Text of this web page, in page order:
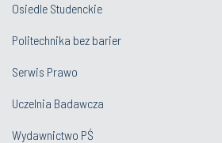
Osiedle Studenckie
Politechnika bez barier
Serwis Prawo
Uczelnia Badawcza
Wydawnictwo PŚ